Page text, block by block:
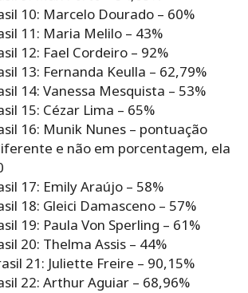
10: Marcelo Dourado – 60%
11: Maria Melilo – 43%
12: Fael Cordeiro – 92%
13: Fernanda Keulla – 62,79%
14: Vanessa Mesquista – 53%
15: Cézar Lima – 65%
16: Munik Nunes – pontuação
e não em porcentagem, ela
17: Emily Araújo – 58%
18: Gleici Damasceno – 57%
19: Paula Von Sperling – 61%
20: Thelma Assis – 44%
21: Juliette Freire – 90,15%
22: Arthur Aguiar – 68,96%